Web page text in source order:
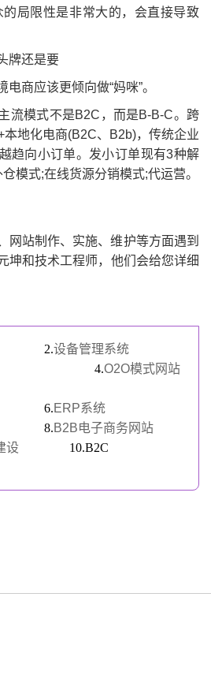
局限性是非常大的，会直接导致
牌还是要
商应该更倾向做“妈咪”。
流模式不是B2C，而是B-B-C。跨
地化电商(B2C、B2b)，传统企业
趋向小订单。发小订单现有3种解
模式;在线货源分销模式;代运营。
网站制作、实施、维护等方面遇到
坤和技术工程师，他们会给您详细
2.设备管理系统
4.O2O模式网站
6.ERP系统
8.B2B电子商务网站
设
10.B2C